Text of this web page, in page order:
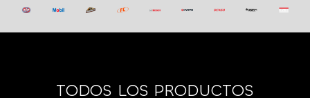
FERRETERÍA
TODOS LOS PRODUCTOS